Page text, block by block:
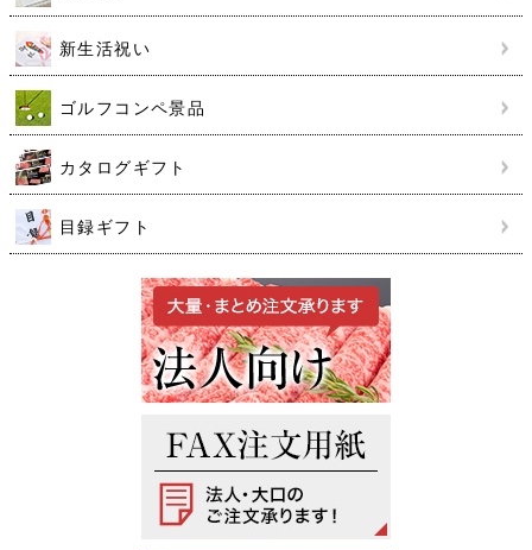
新生活祝い
ゴルフコンペ景品
カタログギフト
目録ギフト